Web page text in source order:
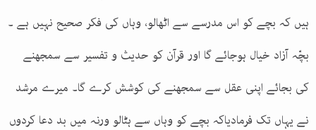
ہیں کہ بچے کو اس مدرسے سے اٹھالو، وہاں کی فکر صحیح نہیں ہے ۔
بچّہ آزاد خیال ہوجائے گا اور قرآن کو حدیث و تفسیر سے سمجھنے
کی بجائے اپنی عقل سے سمجھنے کی کوشش کرے گا۔ میرے مرشد
نے یہاں تک فرمادیاکہ بچے کو وہاں سے ہٹالو ورنہ میں بد دعا کردوں